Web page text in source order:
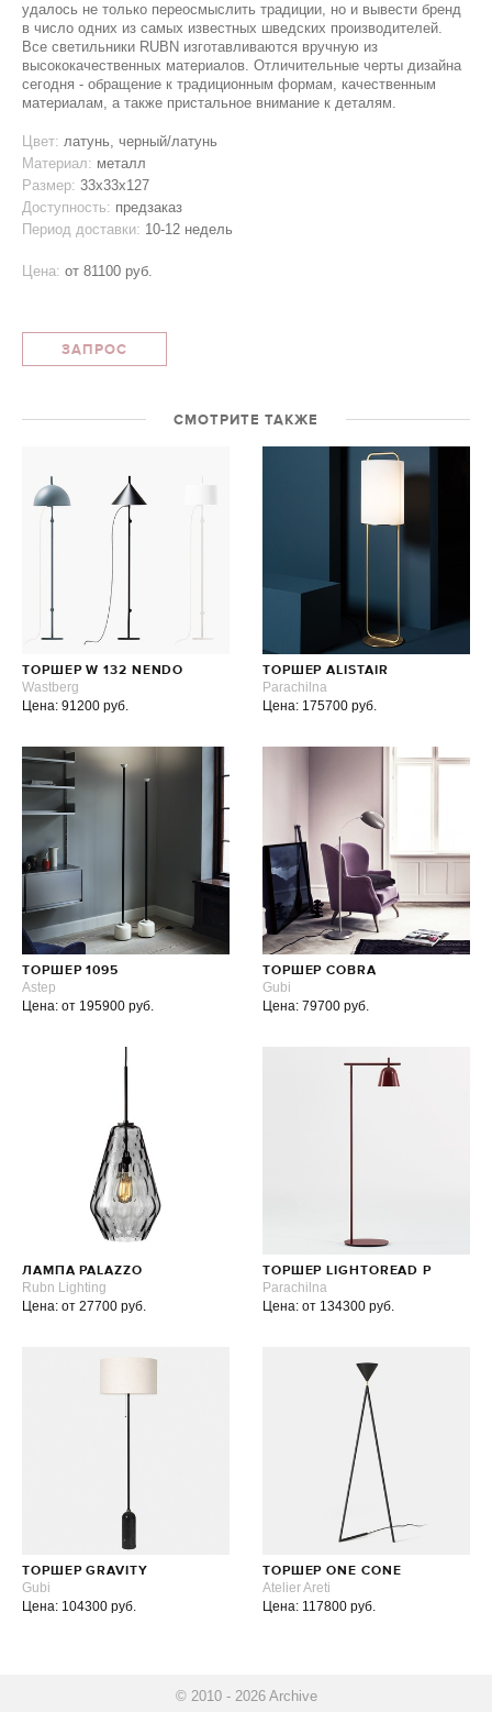
удалось не только переосмыслить традиции, но и вывести бренд
в число одних из самых известных шведских производителей.
Все светильники RUBN изготавливаются вручную из
высококачественных материалов. Отличительные черты дизайна
сегодня - обращение к традиционным формам, качественным
материалам, а также пристальное внимание к деталям.
Цвет: латунь, черный/латунь
Материал: металл
Размер: 33х33х127
Доступность: предзаказ
Период доставки: 10-12 недель
Цена: от 81100 руб.
ЗАПРОС
СМОТРИТЕ ТАКЖЕ
ТОРШЕР W 132 NENDO
Wastberg
Цена: 91200 руб.
ТОРШЕР ALISTAIR
Parachilna
Цена: 175700 руб.
ТОРШЕР 1095
Astep
Цена: от 195900 руб.
ТОРШЕР COBRA
Gubi
Цена: 79700 руб.
ЛАМПА PALAZZO
Rubn Lighting
Цена: от 27700 руб.
ТОРШЕР LIGHTOREAD P
Parachilna
Цена: от 134300 руб.
ТОРШЕР GRAVITY
Gubi
Цена: 104300 руб.
ТОРШЕР ONE CONE
Atelier Areti
Цена: 117800 руб.
© 2010 - 2026 Archive